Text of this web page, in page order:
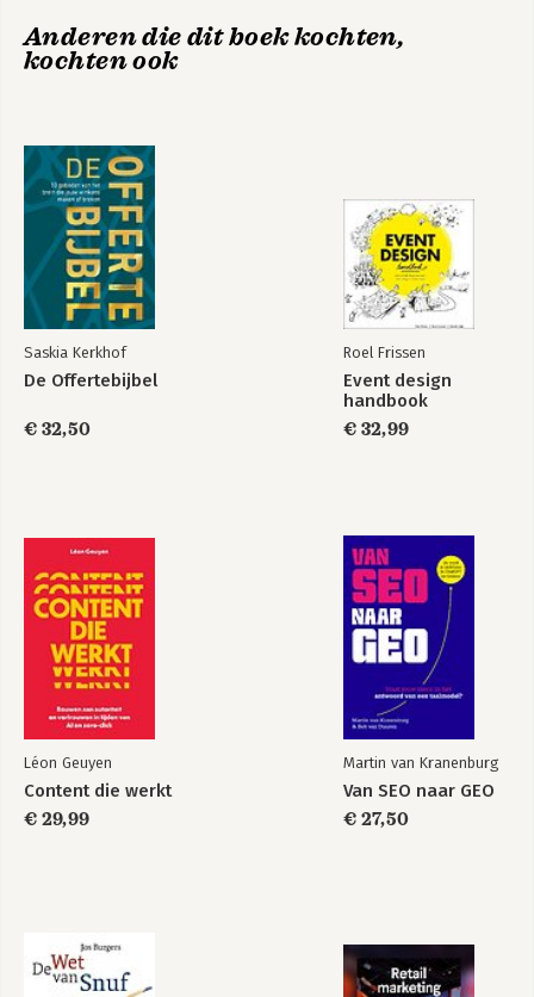
9. Dames van nu
10. Door haar ogen
Dank!
Noten
Figuren
Checklists en werkbladen
Notes
Anderen die dit boek kochten,
kochten ook
Saskia Kerkhof
De Offertebijbel
€ 32,50
Roel Frissen
Event design
handbook
€ 32,99
Léon Geuyen
Content die werkt
€ 29,99
Martin van Kranenburg
Van SEO naar GEO
€ 27,50